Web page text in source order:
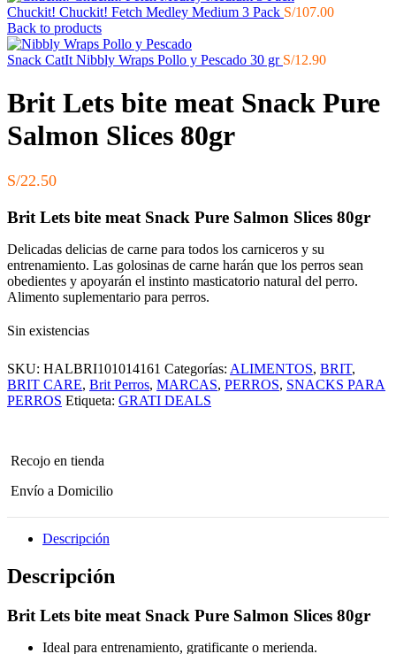
Chuckit! Chuckit! Fetch Medley Medium 3 Pack S/107.00
Back to products
Snack CatIt Nibbly Wraps Pollo y Pescado 30 gr S/12.90
Brit Lets bite meat Snack Pure
Salmon Slices 80gr
S/22.50
Brit Lets bite meat Snack Pure Salmon Slices 80gr
Delicadas delicias de carne para todos los carniceros y su
entrenamiento. Las golosinas de carne harán que los perros sean
obedientes y apoyarán el instinto masticatorio natural del perro.
Alimento suplementario para perros.
Sin existencias
SKU: HALBRI101014161 Categorías: ALIMENTOS, BRIT,
BRIT CARE, Brit Perros, MARCAS, PERROS, SNACKS PARA
PERROS Etiqueta: GRATI DEALS
Recojo en tienda
Envío a Domicilio
Descripción
Descripción
Brit Lets bite meat Snack Pure Salmon Slices 80gr
Ideal para entrenamiento, gratificante o merienda.